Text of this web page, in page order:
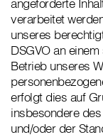
angeforderte
verarbeitet
unseres
DSGVO an
Betrieb unseres
erfolgt dies auf
insbesondere
und/oder der